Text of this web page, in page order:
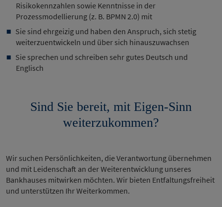
Risikokennzahlen sowie Kenntnisse in der
Prozessmodellierung (z. B. BPMN 2.0) mit
Sie sind ehrgeizig und haben den Anspruch, sich stetig
weiterzuentwickeln und über sich hinauszuwachsen
Sie sprechen und schreiben sehr gutes Deutsch und
Englisch
Sind Sie bereit, mit Eigen-Sinn
weiterzukommen?
Wir suchen Persönlichkeiten, die Verantwortung übernehmen
und mit Leidenschaft an der Weiterentwicklung unseres
Bankhauses mitwirken möchten. Wir bieten Entfaltungsfreiheit
und unterstützen Ihr Weiterkommen.